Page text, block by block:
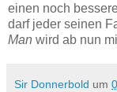
einen noch
darf jeder seinen
Man wird ab nun
Sir Donnerbold um